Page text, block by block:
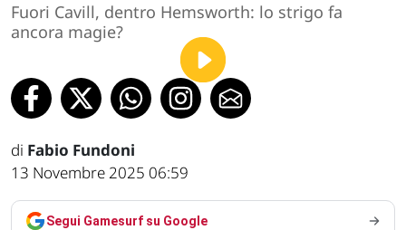
Fuori Cavill, dentro Hemsworth: lo strigo fa
ancora magie?
di Fabio Fundoni
13 Novembre 2025 06:59
Segui Gamesurf su Google